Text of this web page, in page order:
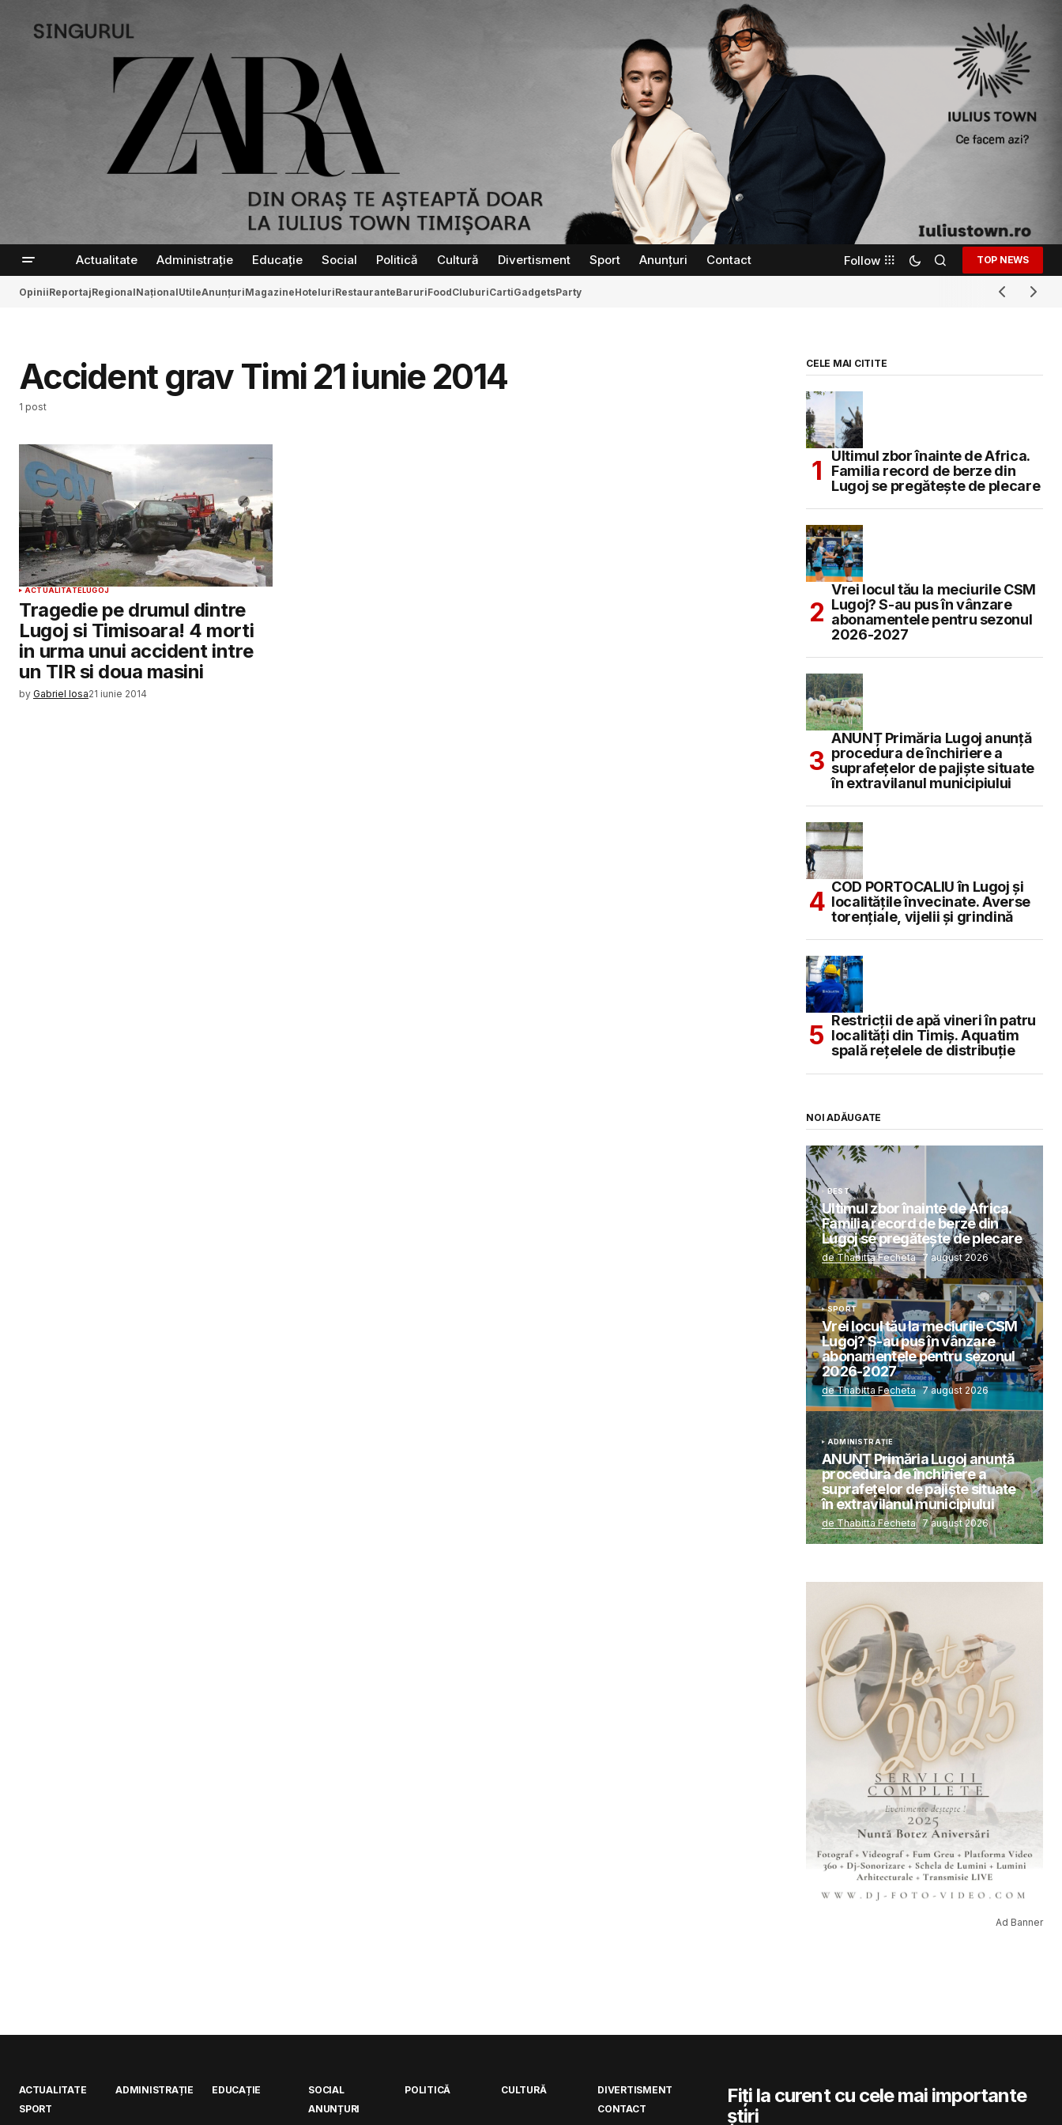
Actualitate Administrație Educație Social Politică Cultură Divertisment Sport Anunțuri Contact Follow TOP NEWS
OpiniiReportajRegionalNaționalUtileAnunțuriMagazineHoteluriRestauranteBaruriFoodCluburiCartiGadgetsParty
Accident grav Timi 21 iunie 2014
1 post
ACTUALITATELUGOJ
Tragedie pe drumul dintre
Lugoj si Timisoara! 4 morti
in urma unui accident intre
un TIR si doua masini
by Gabriel Iosa21 iunie 2014
CELE MAI CITITE
Ultimul zbor înainte de Africa.
Familia record de berze din
Lugoj se pregătește de plecare
Vrei locul tău la meciurile CSM
Lugoj? S-au pus în vânzare
abonamentele pentru sezonul
2026-2027
ANUNȚ Primăria Lugoj anunță
procedura de închiriere a
suprafețelor de pajiște situate
în extravilanul municipiului
COD PORTOCALIU în Lugoj și
localitățile învecinate. Averse
torențiale, vijelii și grindină
Restricții de apă vineri în patru
localități din Timiș. Aquatim
spală rețelele de distribuție
NOI ADĂUGATE
BEST
Ultimul zbor înainte de Africa.
Familia record de berze din
Lugoj se pregătește de plecare
de Thabitta Fecheta 7 august 2026
SPORT
Vrei locul tău la meciurile CSM
Lugoj? S-au pus în vânzare
abonamentele pentru sezonul
2026-2027
de Thabitta Fecheta 7 august 2026
ADMINISTRAȚIE
ANUNȚ Primăria Lugoj anunță
procedura de închiriere a
suprafețelor de pajiște situate
în extravilanul municipiului
de Thabitta Fecheta 7 august 2026
Ad Banner
ACTUALITATE ADMINISTRAȚIE EDUCAȚIE SOCIAL POLITICĂ CULTURĂ
DIVERTISMENT
SPORT
ANUNȚURI CONTACT
Fiți la curent cu cele mai importante
știri